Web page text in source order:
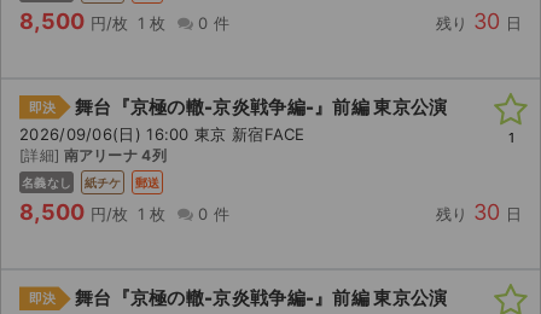
8,500 円/枚 1 枚 0 件 残り 30 日
即決 舞台『京極の轍-京炎戦争編-』前編 東京公演
2026/09/06(日) 16:00 東京 新宿FACE
[詳細] 南アリーナ 4列
名義なし 紙チケ 郵送
8,500 円/枚 1 枚 0 件 残り 30 日
1
即決 舞台『京極の轍-京炎戦争編-』前編 東京公演